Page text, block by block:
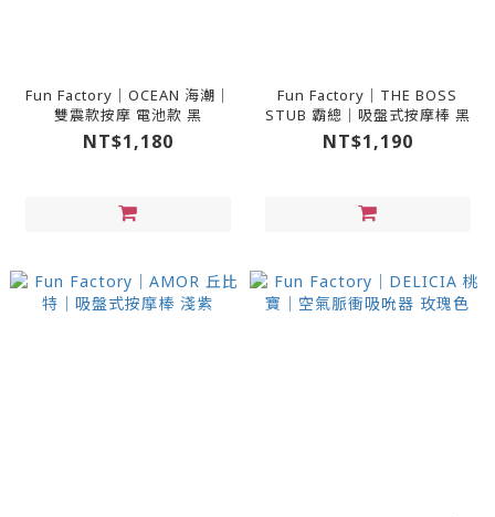
Fun Factory｜OCEAN 海潮｜
雙震款按摩 電池款 黑
NT$1,180
Fun Factory｜THE BOSS
STUB 霸總｜吸盤式按摩棒 黑
NT$1,190